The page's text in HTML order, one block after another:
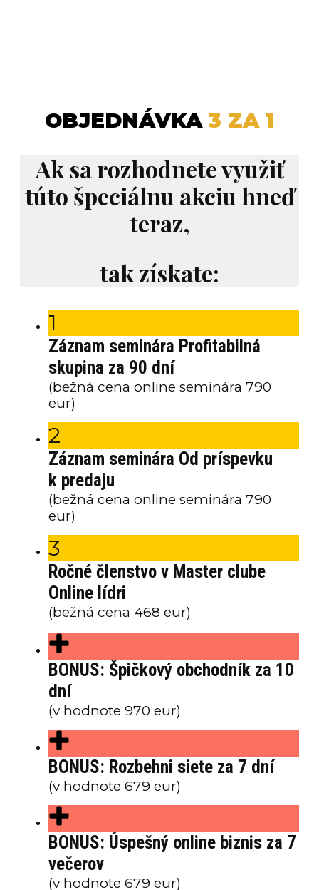
OBJEDNÁVKA 3 ZA 1
Ak sa rozhodnete využiť
túto špeciálnu akciu hneď
teraz,
tak získate:
1
Záznam seminára Profitabilná
skupina za 90 dní
(bežná cena online seminára 790
eur)
2
Záznam seminára Od príspevku
k predaju
(bežná cena online seminára 790
eur)
3
Ročné členstvo v Master clube
Online lídri
(bežná cena 468 eur)
BONUS: Špičkový obchodník za 10
dní
(v hodnote 970 eur)
BONUS: Rozbehni siete za 7 dní
(v hodnote 679 eur)
BONUS: Úspešný online biznis za 7
večerov
(v hodnote 679 eur)